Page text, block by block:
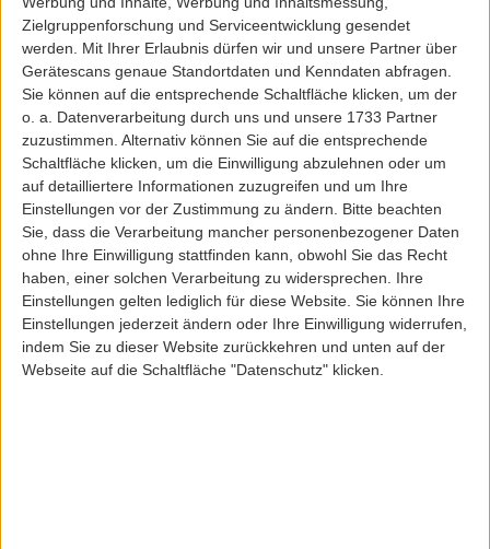
Zielgruppenforschung und Serviceentwicklung gesendet
werden.
Mit Ihrer Erlaubnis dürfen wir und unsere Partner über
Gerätescans genaue Standortdaten und Kenndaten abfragen.
Sie können auf die entsprechende Schaltfläche klicken, um der
o. a. Datenverarbeitung durch uns und unsere 1733 Partner
zuzustimmen. Alternativ können Sie auf die entsprechende
Schaltfläche klicken, um die Einwilligung abzulehnen oder um
auf detailliertere Informationen zuzugreifen und um Ihre
Einstellungen vor der Zustimmung zu ändern.
Bitte beachten
Sie, dass die Verarbeitung mancher personenbezogener Daten
ohne Ihre Einwilligung stattfinden kann, obwohl Sie das Recht
haben, einer solchen Verarbeitung zu widersprechen. Ihre
Einstellungen gelten lediglich für diese Website. Sie können Ihre
Einstellungen jederzeit ändern oder Ihre Einwilligung widerrufen,
indem Sie zu dieser Website zurückkehren und unten auf der
Webseite auf die Schaltfläche "Datenschutz" klicken.
Pflichtfeld
Geburtstag
Optional ? zum Geburtstag gibt?s was Schickes.
Eintragen & abonnieren